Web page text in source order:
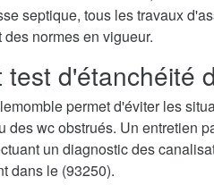
septique, tous les travaux
normes en vigueur.
d'étanchéité
permet d'éviter les
des wc obstrués. Un entretien
un diagnostic des
dans le (93250).